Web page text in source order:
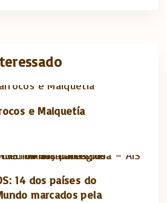
e Maiquetía
14 dos países do
marcados pela